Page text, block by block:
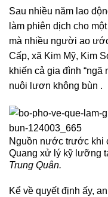
Sau nhiều năm lao
làm phiên dịch cho
mà nhiều người ao
Cấp, xã Kim Mỹ, Kim
khiến cả gia đình “ngã
nuôi lươn không bùn .
Nguồn nước trước khi
Quang xử lý kỹ lưỡng
Trung Quân.
Kể về quyết định ấy,